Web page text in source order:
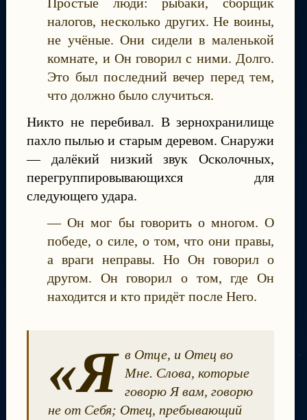
налогов, несколько других. Не воины,
не учёные. Они сидели в маленькой
комнате, и Он говорил с ними. Долго.
Это был последний вечер перед тем,
что должно было случиться.
Никто не перебивал. В зернохранилище
пахло пылью и старым деревом. Снаружи
— далёкий низкий звук Осколочных,
перегруппировывающихся для
следующего удара.
— Он мог бы говорить о многом. О
победе, о силе, о том, что они правы,
а враги неправы. Но Он говорил о
другом. Он говорил о том, где Он
находится и кто придёт после Него.
«Я в Отце, и Отец во
Мне. Слова, которые
говорю Я вам, говорю
не от Себя; Отец, пребывающий